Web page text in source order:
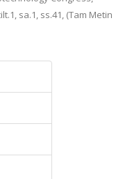
sa.1, ss.41, (Tam Metin